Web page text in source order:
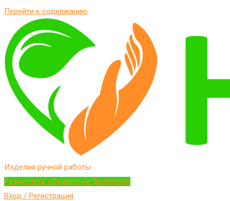
Перейти к содержанию
Изделия ручной работы
Разместить объявление бесплатно
Вход / Регистрация